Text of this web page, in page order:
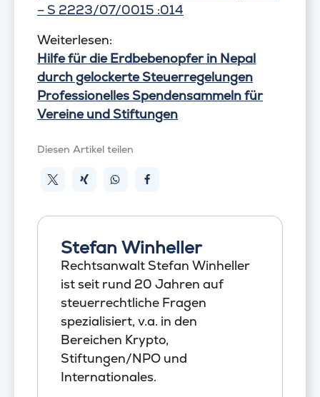
– S 2223/07/0015 :014
Weiterlesen:
Hilfe für die Erdbebenopfer in Nepal
durch gelockerte Steuerregelungen
Professionelles Spendensammeln für
Vereine und Stiftungen
Diesen Artikel teilen
Stefan Winheller
Rechtsanwalt Stefan Winheller
ist seit rund 20 Jahren auf
steuerrechtliche Fragen
spezialisiert, v.a. in den
Bereichen Krypto,
Stiftungen/NPO und
Internationales.